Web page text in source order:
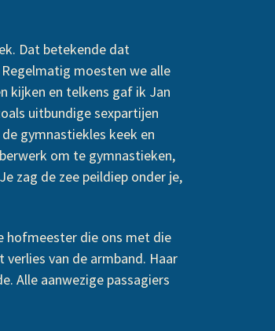
Dat betekende dat
moesten we alle
kijken en telkens gaf ik Jan
uitbundige sexpartijen
gymnastiekles keek en
om te gymnastieken,
zag de zee peildiep onder je,
hofmeester die ons met die
van de armband. Haar
Alle aanwezige passagiers